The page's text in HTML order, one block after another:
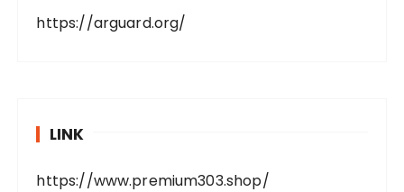
https://arguard.org/
LINK
https://www.premium303.shop/